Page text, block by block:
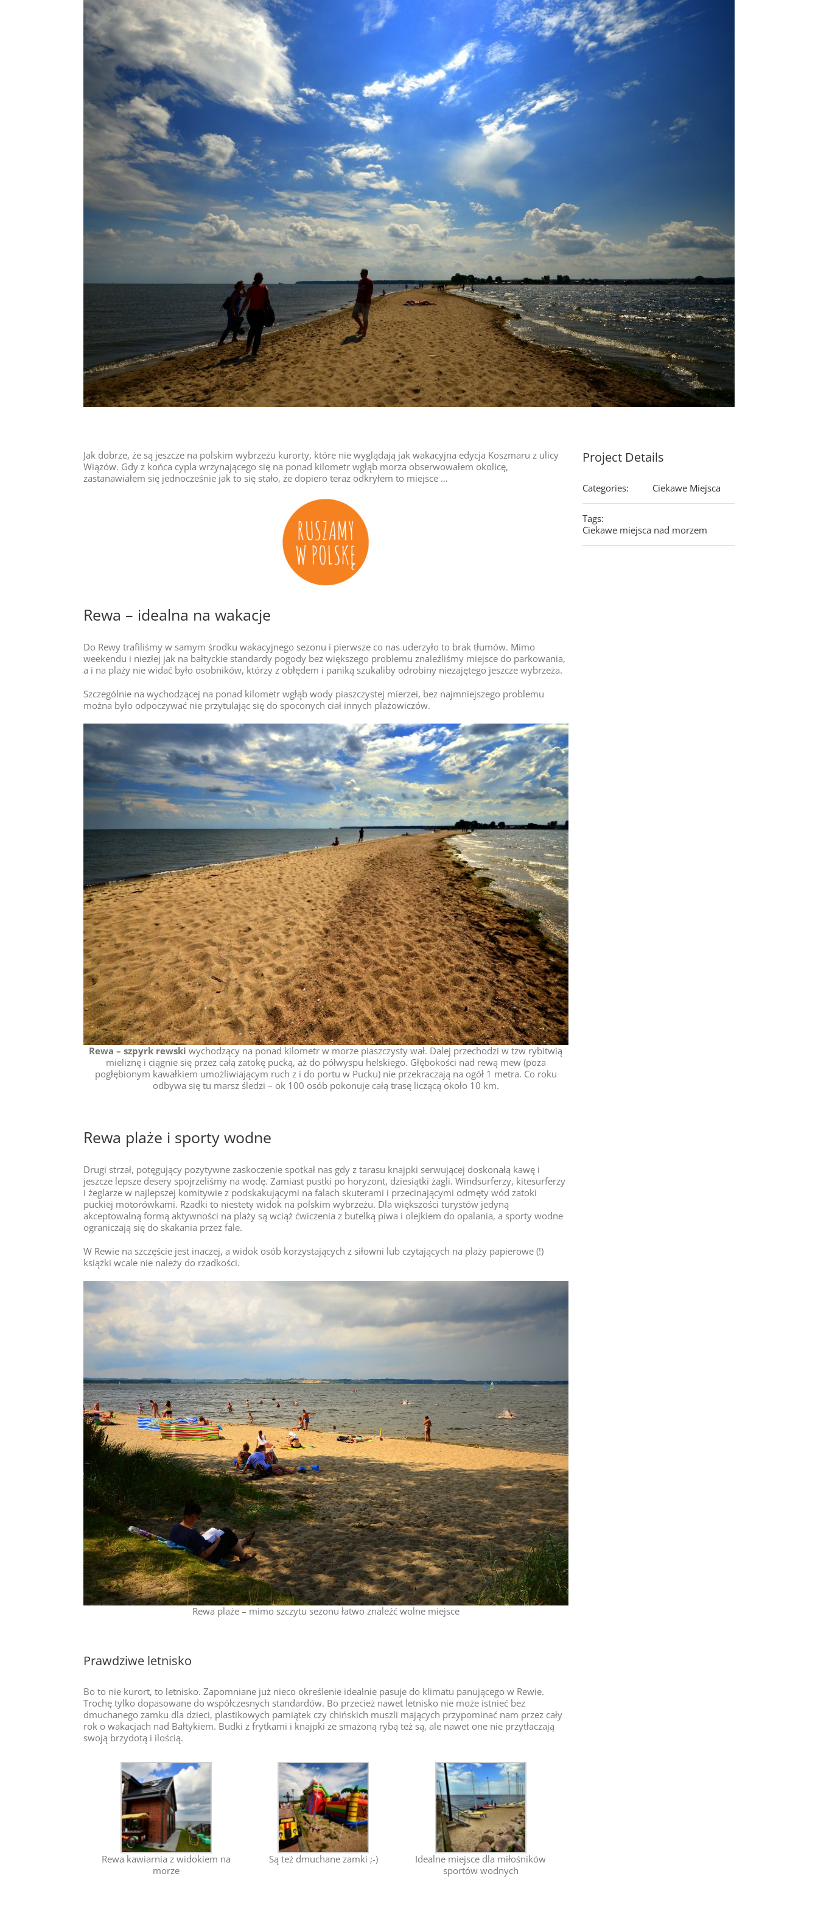
Jak dobrze, że są jeszcze na polskim wybrzeżu kurorty, które nie wyglądają jak wakacyjna edycja Koszmaru z ulicy
Wiązów. Gdy z końca cypla wrzynającego się na ponad kilometr wgłąb morza obserwowałem okolicę,
zastanawiałem się jednocześnie jak to się stało, że dopiero teraz odkryłem to miejsce …
Rewa – idealna na wakacje
Do Rewy trafiliśmy w samym środku wakacyjnego sezonu i pierwsze co nas uderzyło to brak tłumów. Mimo
weekendu i niezłej jak na bałtyckie standardy pogody bez większego problemu znaleźliśmy miejsce do parkowania,
a i na plaży nie widać było osobników, którzy z obłędem i paniką szukaliby odrobiny niezajętego jeszcze wybrzeża.
Szczególnie na wychodzącej na ponad kilometr wgłąb wody piaszczystej mierzei, bez najmniejszego problemu
można było odpoczywać nie przytulając się do spoconych ciał innych plażowiczów.
Rewa – szpyrk rewski wychodzący na ponad kilometr w morze piaszczysty wał. Dalej przechodzi w tzw rybitwią
mieliznę i ciągnie się przez całą zatokę pucką, aż do półwyspu helskiego. Głębokości nad rewą mew (poza
pogłębionym kawałkiem umożliwiającym ruch z i do portu w Pucku) nie przekraczają na ogół 1 metra. Co roku
odbywa się tu marsz śledzi – ok 100 osób pokonuje całą trasę liczącą około 10 km.
Rewa plaże i sporty wodne
Drugi strzał, potęgujący pozytywne zaskoczenie spotkał nas gdy z tarasu knajpki serwującej doskonałą kawę i
jeszcze lepsze desery spojrzeliśmy na wodę. Zamiast pustki po horyzont, dziesiątki żagli. Windsurferzy, kitesurferzy
i żeglarze w najlepszej komitywie z podskakującymi na falach skuterami i przecinającymi odmęty wód zatoki
puckiej motorówkami. Rzadki to niestety widok na polskim wybrzeżu. Dla większości turystów jedyną
akceptowalną formą aktywności na plaży są wciąż ćwiczenia z butelką piwa i olejkiem do opalania, a sporty wodne
ograniczają się do skakania przez fale.
W Rewie na szczęście jest inaczej, a widok osób korzystających z siłowni lub czytających na plaży papierowe (!)
książki wcale nie należy do rzadkości.
Rewa plaże – mimo szczytu sezonu łatwo znaleźć wolne miejsce
Prawdziwe letnisko
Bo to nie kurort, to letnisko. Zapomniane już nieco określenie idealnie pasuje do klimatu panującego w Rewie.
Trochę tylko dopasowane do współczesnych standardów. Bo przecież nawet letnisko nie może istnieć bez
dmuchanego zamku dla dzieci, plastikowych pamiątek czy chińskich muszli mających przypominać nam przez cały
rok o wakacjach nad Bałtykiem. Budki z frytkami i knajpki ze smażoną rybą też są, ale nawet one nie przytłaczają
swoją brzydotą i ilością.
Rewa kawiarnia z widokiem na
morze
Są też dmuchane zamki ;-)
Idealne miejsce dla miłośników
sportów wodnych
Project Details
Categories: Ciekawe Miejsca
Tags:
Ciekawe miejsca nad morzem